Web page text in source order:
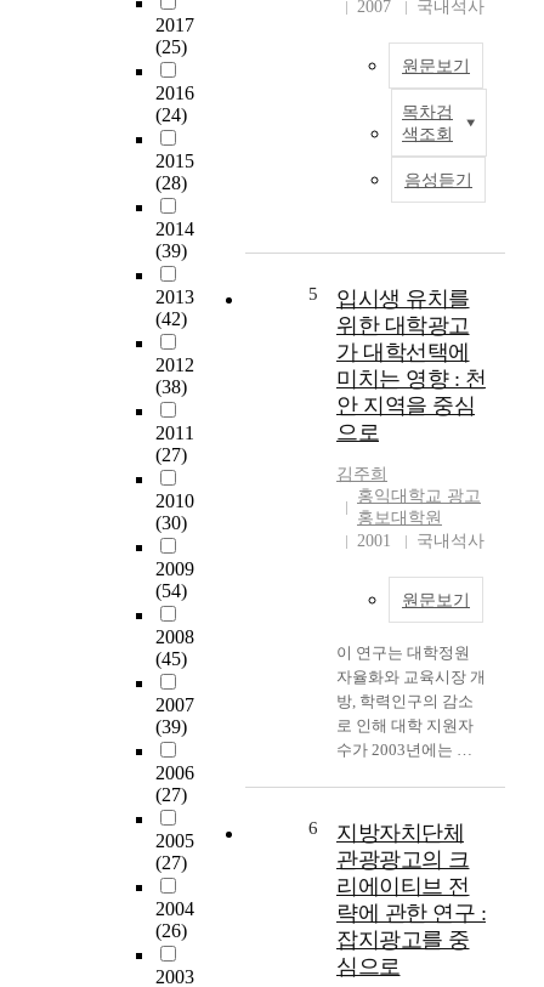
2017
(25)
2016
(24)
2015
(28)
2014
(39)
2013
(42)
2012
(38)
2011
(27)
2010
(30)
2009
(54)
2008
(45)
2007
(39)
2006
(27)
2005
(27)
2004
(26)
2003
서 우편통신이 지속적
음을 나타내는 것이
다. 오늘날 유·무선통
신, 인터넷, E-mail 등
의 발전이 우편통신의
성장에 상당한 저해
요인으로 작용하고 있
는 것으로 인식되고
력관계로 통신시장에
역할분할이 자연스럽
게 이루어지고 있는
실정이다. 개인과 개
인간 통신은 유·무선
통신과 인터넷, E-mail
등의 대체 통신수단으
로 옮겨가고, 기업에
서 개인으로 발송되는
우편물은 1998년 IMF
의 국가적인 특수한
상황을 제외하고는 매
고 있는데 2000년에
18.2%, 2001년에는
천 7억원의 매출액을
기록하였다. 따라서
우편물은 소량(少量)
다종(多種)에서 다량
(多量) 단종(單種)으로
우편통신의 시장 구조
러한 환경변화는 유·
무선통신, 인터넷, 도
로교통의 발전에 따른
것으로 그들의 영향을
간략하게 살펴보면 우
선 유선통신은 이미
1963년부터 우편통신
Goyang world flower
international crafts
biennial, and so on
have been flourishing
enjoyment, construct
economic foundation
of cultural arts, etc.
This brought a
substantial response
from the local
community. These
functions not only
represent local
community, but they
are taking position as
hand, with the full-
the provincial self-
governing system,
regions are confronted
with the demand to
expand their self-
point where each
province must work
out a strategy to
survive the fierce
competition. The rise
of region events, as the
result of the
2007
국내석사
원문보기
목차검
색조회
음성듣기
5
입시생 유치를
위한 대학광고
가 대학선택에
미치는 영향 : 천
안 지역을 중심
으로
김주희
홍익대학교 광고
홍보대학원
2001
국내석사
원문보기
이 연구는 대학정원
자율화와 교육시장 개
방, 학력인구의 감소
로 인해 대학 지원자
수가 2003년에는 대
정원의 91%에 해당되
는 공급초과현상으로
인한 대학환경의 변화
를 모색함으로써 개선
방안을 분석한다는데
있다. 수험생들의 대
학선택 기준이 과거처
6
지방자치단체
관광광고의 크
리에이티브 전
략에 관한 연구 :
잡지광고를 중
심으로